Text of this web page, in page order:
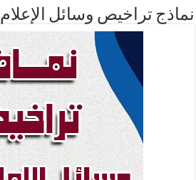
نماذج تراخيص وسائل الإعلام